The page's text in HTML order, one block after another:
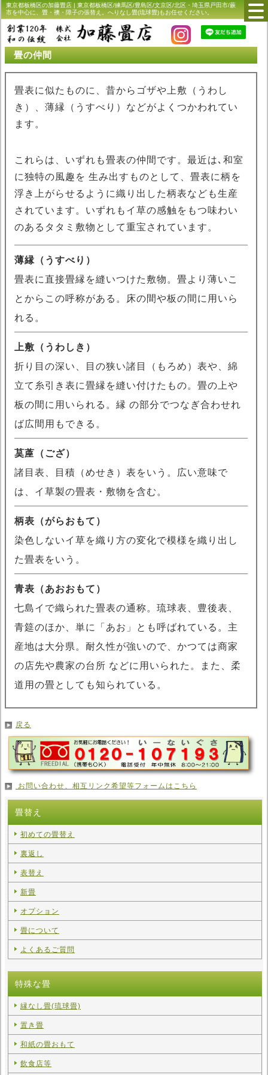
東京都板橋区の加藤畳店 | 東京都板橋区/練馬区/豊島区/文京区/北区・埼玉県戸田市/蕨
市を中心に、畳・襖・障子の張替え。へりなし畳(琉球畳)もお任せください。
畳の仲間
畳表に似たものに、昔からゴザや上敷（うわし
き）、薄縁（うすべり）などがよくつかわれてい
ます。
これらは、いずれも畳表の仲間です。最近は､和室
に独特の風趣を 生み出すものとして、畳表に柄を
浮き上がらせるように織り出した柄表なども生産
されています。いずれもイ草の感触をもつ味わい
のあるタタミ敷物として重宝されています。
薄縁（うすべり）
畳表に直接畳縁を縫いつけた敷物。畳より薄いこ
とからこの呼称がある。床の間や板の間に用いら
れる。
上敷（うわしき）
折り目の深い、目の狭い諸目（もろめ）表や、綿
立て糸引き表に畳縁を縫い付けたもの。畳の上や
板の間に用いられる。縁 の部分でつなぎ合わせれ
ば広間用もできる。
茣蓙（ござ）
諸目表、目積（めせき）表をいう。広い意味で
は、イ草製の畳表・敷物を含む。
柄表（がらおもて）
染色しないイ草を織り方の変化で模様を織り出し
た畳表をいう。
青表（あおおもて）
七島イで織られた畳表の通称。琉球表、豊後表、
青筵のほか、単に「あお」とも呼ばれている。主
産地は大分県。耐久性が強いので、かつては商家
の店先や農家の台所 などに用いられた。また、柔
道用の畳としても知られている。
戻る
お問い合わせ、相互リンク希望等フォームはこちら
畳替え
初めての畳替え
裏返し
表替え
新畳
オプション
畳について
よくあるご質問
特殊な畳
縁なし畳(琉球畳)
置き畳
和紙の畳おもて
飲食店等